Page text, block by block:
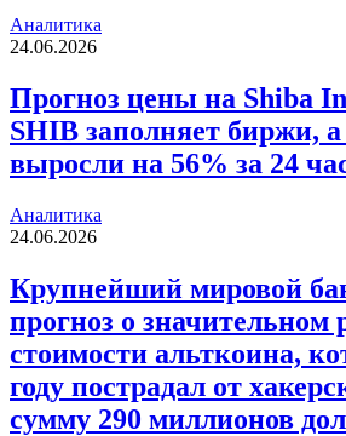
Аналитика
24.06.2026
Прогноз цены на Shiba
SHIB заполняет биржи,
выросли на 56% за 24
Аналитика
24.06.2026
Крупнейший мировой
прогноз о значительном
стоимости альткоина,
году пострадал от
сумму 290 миллионов